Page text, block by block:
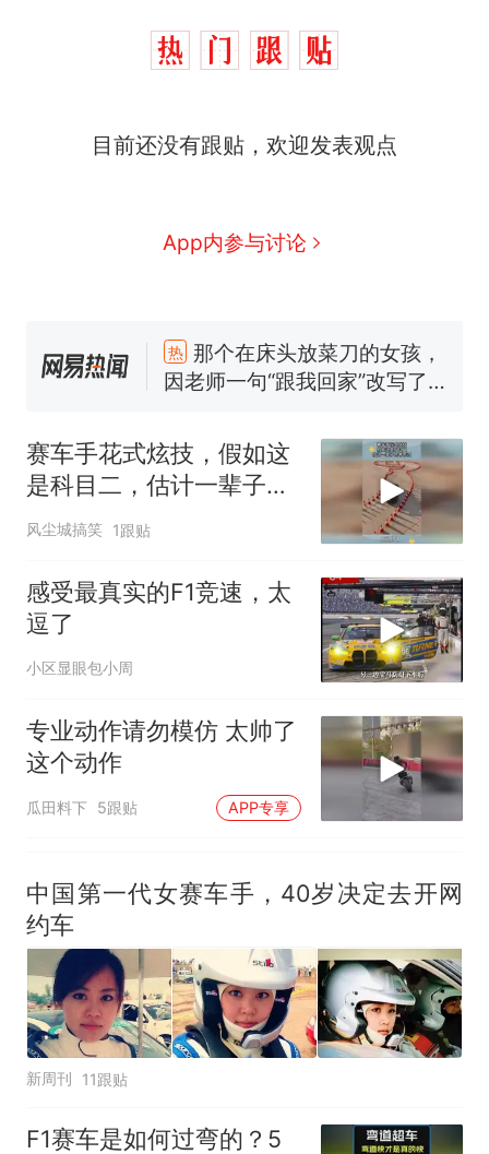
目前还没有跟贴，欢迎发表观点
App内参与讨论
热
那个在床头放菜刀的女孩，
因老师一句“跟我回家”改写了
交5060元才肯搬上楼！女子傻
眼了……
空调24小时开着反而更省电？
电力部门回应
佛山一中学招聘物理教师，笔
已叫停招聘，成立调查组全面
十多万人报名的考试，成绩全
部作废，公平么？
“不建议大家买深色蛋糕”上热
搜，网友：天塌了！
因老师一句“跟我回家”改写了
赛车手花式炫技，假如这
是科目二，估计一辈子也
考不过
风尘城搞笑 1跟贴
感受最真实的F1竞速，太
逗了
小区显眼包小周
专业动作请勿模仿 太帅了
这个动作
瓜田料下 5跟贴 APP专享
中国第一代女赛车手，40岁决定去开网
约车
新周刊 11跟贴
F1赛车是如何过弯的？5